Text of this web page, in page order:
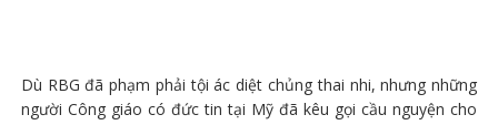
Dù RBG đã phạm phải tội ác diệt chủng thai nhi, nhưng những
người Công giáo có đức tin tại Mỹ đã kêu gọi cầu nguyện cho